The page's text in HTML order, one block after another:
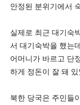
안정된 분위기에서
실제로 최근 대기숙
서 대기숙박을 했는
어머니가 바르고 단
하게 정돈이 잘 돼
북한 당국은 주민들